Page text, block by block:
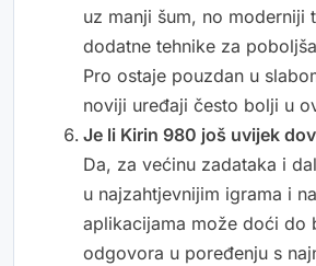
uz manji šum, no moderniji
dodatne tehnike za
Pro ostaje pouzdan u
noviji uređaji često bolji u
Je li Kirin 980 još uvijek
Da, za većinu zadataka i
u najzahtjevnijim igrama i
aplikacijama može doći do
odgovora u poređenju s